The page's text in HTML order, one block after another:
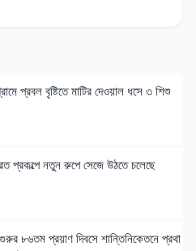
প্রবল বৃষ্টিতে মাটির দেওয়াল ধসে ৩ শিশু
প্রকল্পে নতুন রুপে সেজে উঠতে চলেছে
৮৬তম প্রয়াণ দিবসে শান্তিনিকেতনে প্রথা